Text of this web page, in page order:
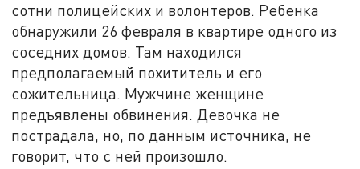
сотни полицейских и волонтеров. Ребенка
обнаружили 26 февраля в квартире одного из
соседних домов. Там находился
предполагаемый похититель и его
сожительница. Мужчине женщине
предъявлены обвинения. Девочка не
пострадала, но, по данным источника, не
говорит, что с ней произошло.